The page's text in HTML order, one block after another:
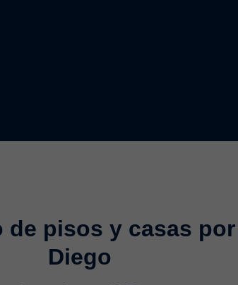
pisos y casas por
Diego